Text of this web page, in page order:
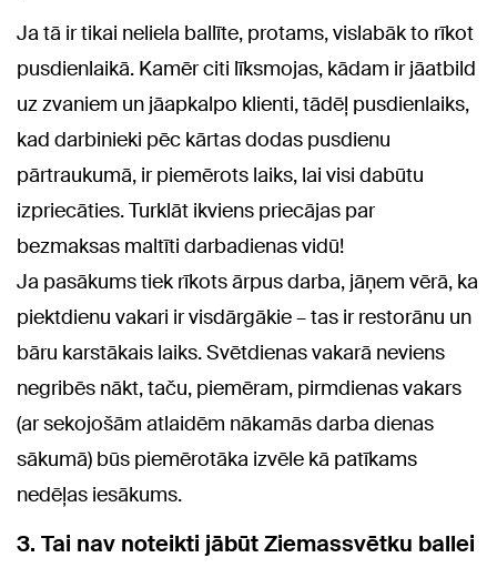
Ja tā ir tikai neliela ballīte, protams, vislabāk to rīkot
pusdienlaikā. Kamēr citi līksmojas, kādam ir jāatbild
uz zvaniem un jāapkalpo klienti, tādēļ pusdienlaiks,
kad darbinieki pēc kārtas dodas pusdienu
pārtraukumā, ir piemērots laiks, lai visi dabūtu
izpriecāties. Turklāt ikviens priecājas par
bezmaksas maltīti darbadienas vidū!
Ja pasākums tiek rīkots ārpus darba, jāņem vērā, ka
piektdienu vakari ir visdārgākie – tas ir restorānu un
bāru karstākais laiks. Svētdienas vakarā neviens
negribēs nākt, taču, piemēram, pirmdienas vakars
(ar sekojošām atlaidēm nākamās darba dienas
sākumā) būs piemērotāka izvēle kā patīkams
nedēļas iesākums.
3. Tai nav noteikti jābūt Ziemassvētku ballei